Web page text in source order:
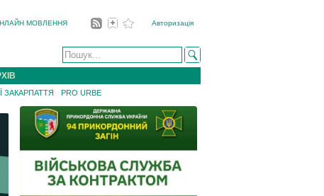
МОВЛЕННЯ Авторизація
ЗАКАРПАТТЯ PRO URBE